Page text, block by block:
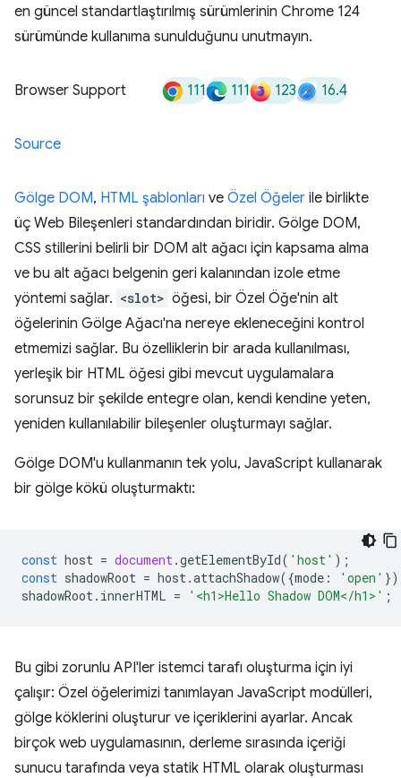
en güncel standartlaştırılmış sürümlerinin Chrome 124
sürümünde kullanıma sunulduğunu unutmayın.
Browser Support 111 111 123 16.4
Source
Gölge DOM, HTML şablonları ve Özel Öğeler ile birlikte
üç Web Bileşenleri standardından biridir. Gölge DOM,
CSS stillerini belirli bir DOM alt ağacı için kapsama alma
ve bu alt ağacı belgenin geri kalanından izole etme
yöntemi sağlar. <slot> öğesi, bir Özel Öğe'nin alt
öğelerinin Gölge Ağacı'na nereye ekleneceğini kontrol
etmemizi sağlar. Bu özelliklerin bir arada kullanılması,
yerleşik bir HTML öğesi gibi mevcut uygulamalara
sorunsuz bir şekilde entegre olan, kendi kendine yeten,
yeniden kullanılabilir bileşenler oluşturmayı sağlar.
Gölge DOM'u kullanmanın tek yolu, JavaScript kullanarak
bir gölge kökü oluşturmaktı:
const host = document.getElementById( 'host' );
const shadowRoot = host.attachShadow({mode : 'open'
shadowRoot. innerHTML = '<h1>Hello Shadow DOM</h1>' ;
Bu gibi zorunlu API'ler istemci tarafı oluşturma için iyi
çalışır: Özel öğelerimizi tanımlayan JavaScript modülleri,
gölge köklerini oluşturur ve içeriklerini ayarlar. Ancak
birçok web uygulamasının, derleme sırasında içeriği
sunucu tarafında veya statik HTML olarak oluşturması